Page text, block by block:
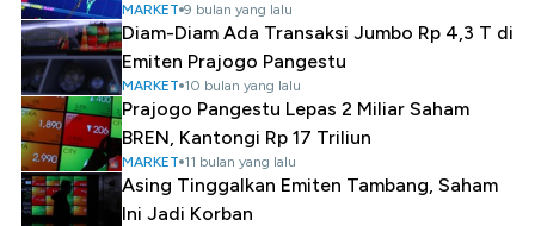
MARKET 9 bulan yang lalu
Diam-Diam Ada Transaksi Jumbo Rp 4,3 T di
Emiten Prajogo Pangestu
MARKET 10 bulan yang lalu
Prajogo Pangestu Lepas 2 Miliar Saham
BREN, Kantongi Rp 17 Triliun
MARKET 11 bulan yang lalu
Asing Tinggalkan Emiten Tambang, Saham
Ini Jadi Korban